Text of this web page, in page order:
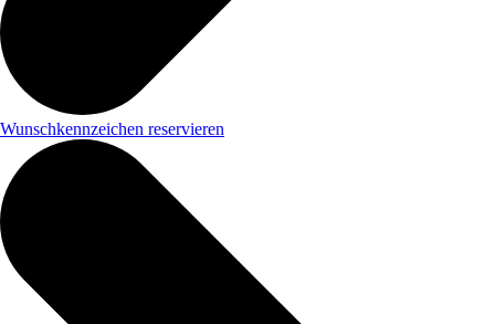
Wunschkennzeichen reservieren